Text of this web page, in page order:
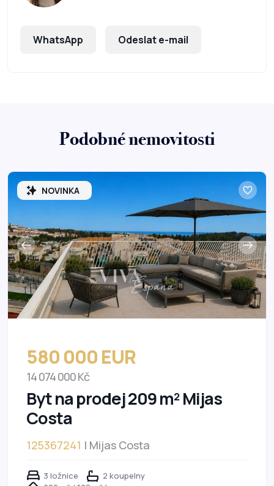
WhatsApp Odeslat e-mail
Podobné nemovitosti
NOVINKA
580 000 EUR
14 074 000 Kč
Byt na prodej 209 m² Mijas
Costa
125367241 | Mijas Costa
3 ložnice
2 koupelny